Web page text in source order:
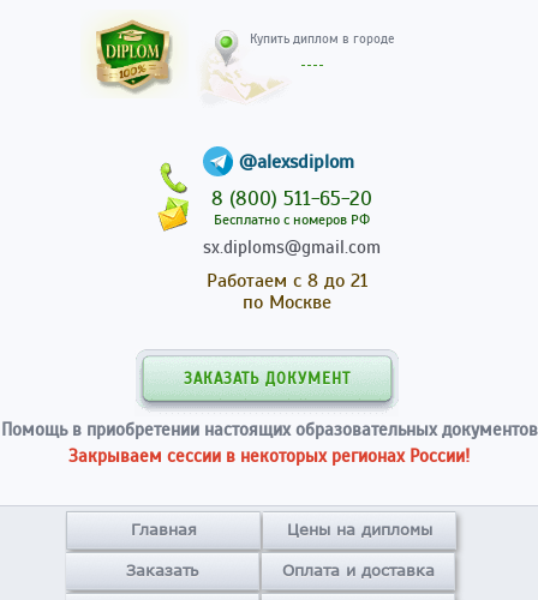
@alexsdiplom
8 (800) 511-65-20
Бесплатно с номеров РФ
sx.diploms@gmail.com
Работаем с 8 до 21
по Москве
ЗАКАЗАТЬ ДОКУМЕНТ
Помощь в приобретении настоящих образовательных документов
Закрываем сессии в некоторых регионах России!
Главная Цены на дипломы
Заказать Оплата и доставка